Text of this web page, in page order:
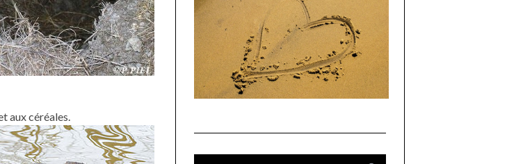
aux céréales.